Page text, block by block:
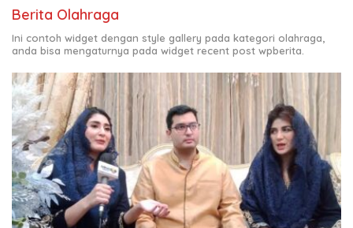
Berita Olahraga
Ini contoh widget dengan style gallery pada kategori olahraga,
anda bisa mengaturnya pada widget recent post wpberita.